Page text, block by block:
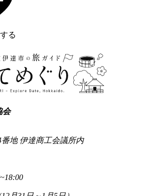
る
会
地 伊達商工会議所内